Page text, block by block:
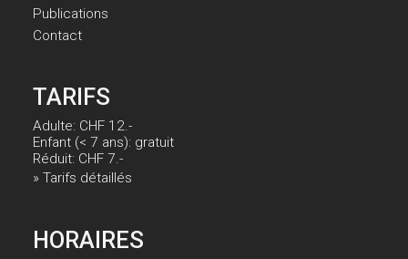
Publications
Contact
TARIFS
Adulte: CHF 12.-
Enfant (< 7 ans): gratuit
Réduit: CHF 7.-
» Tarifs détaillés
HORAIRES